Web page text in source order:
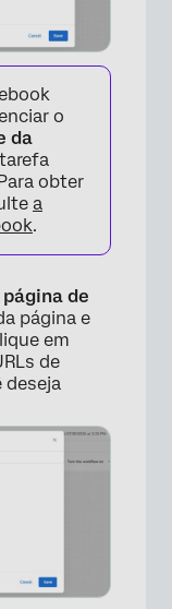
×
o
da
obter
a
.
página de
página e
em
de
deseja